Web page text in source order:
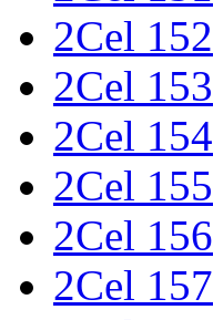
2Cel 152
2Cel 153
2Cel 154
2Cel 155
2Cel 156
2Cel 157